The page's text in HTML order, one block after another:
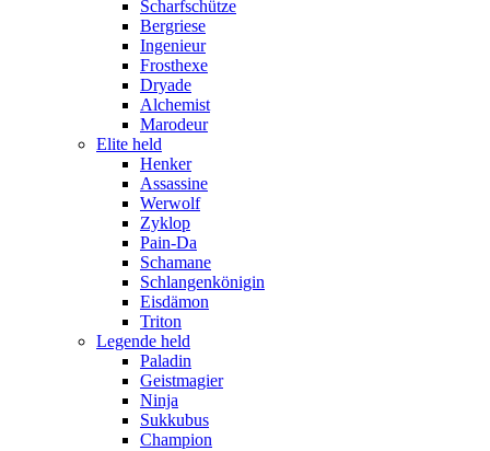
Scharfschütze
Bergriese
Ingenieur
Frosthexe
Dryade
Alchemist
Marodeur
Elite held
Henker
Assassine
Werwolf
Zyklop
Pain-Da
Schamane
Schlangenkönigin
Eisdämon
Triton
Legende held
Paladin
Geistmagier
Ninja
Sukkubus
Champion